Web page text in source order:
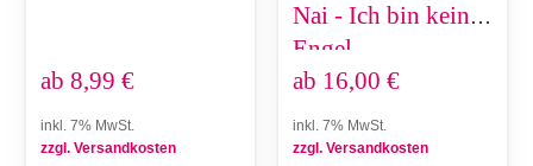
ab 8,99 €
inkl. 7% MwSt.
zzgl. Versandkosten
Nai - Ich bin kein
Engel
ab 16,00 €
inkl. 7% MwSt.
zzgl. Versandkosten